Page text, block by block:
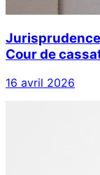
Cour de
16 avril 2026